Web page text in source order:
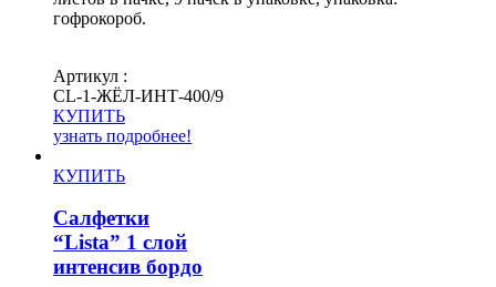
гофрокороб.
Артикул :
СL-1-ЖЁЛ-ИНТ-400/9
КУПИТЬ
узнать подробнее!
КУПИТЬ
Салфетки
“Lista” 1 слой
интенсив бордо